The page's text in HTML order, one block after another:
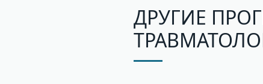
ДРУГИЕ